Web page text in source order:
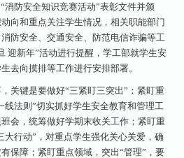
消防安全知识竞赛活动”表彰文件并颁
向和重点关注学生情况，相关职能部门
防安全、交通安全、防范电信诈骗等工
迎新年”活动进行提醒，学工部就学生安
去向摸排等工作进行安排部署。
关键是要做好“三紧盯三突出”：紧盯重
线法则”切实抓好学生安全教育和管理工
会，统筹做好学期末收关工作；紧盯重
大行动”，对重点学生强化关心关爱，确
保障；紧盯重点领域，突出“管理”，要